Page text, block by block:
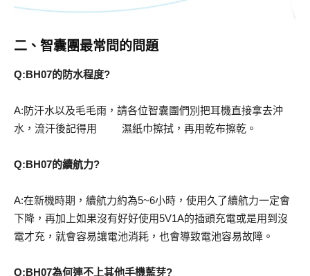
二、智囊團最常問的問題
Q:BH07的防水程度?
A:防汗水以及毛毛雨，請各位智囊團們別把耳機直接拿去沖
水，流汗後記得用 濕紙巾擦拭，再用乾布擦乾。
Q:BH07的續航力?
A:在新機時期，續航力約為5~6小時，使用久了續航力一定會
下降，再加上如果沒有好好使用5V1A的插頭充電或是用到沒
電才充，就會容易讓電池消耗，也會導致電池容易故障。
Q:BH07為何連不上其他手機藍芽?